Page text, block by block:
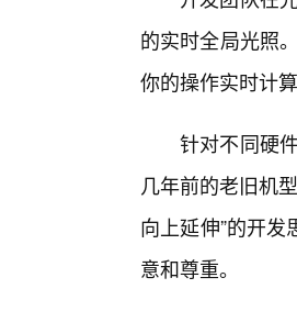
的实时全局光照
你的操作实时计
针对不同硬
几年前的老旧机
向上延伸”的开
意和尊重。